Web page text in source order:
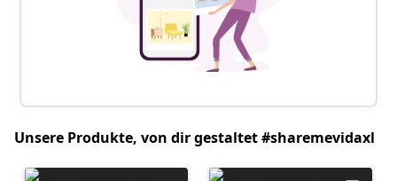
Unsere Produkte, von dir gestaltet #sharemevidaxl